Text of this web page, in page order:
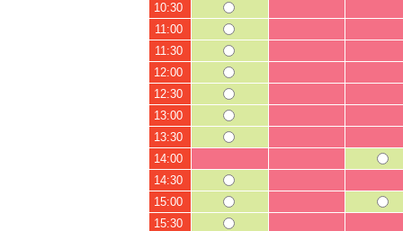
10:30
11:00
11:30
12:00
12:30
13:00
13:30
14:00
14:30
15:00
15:30